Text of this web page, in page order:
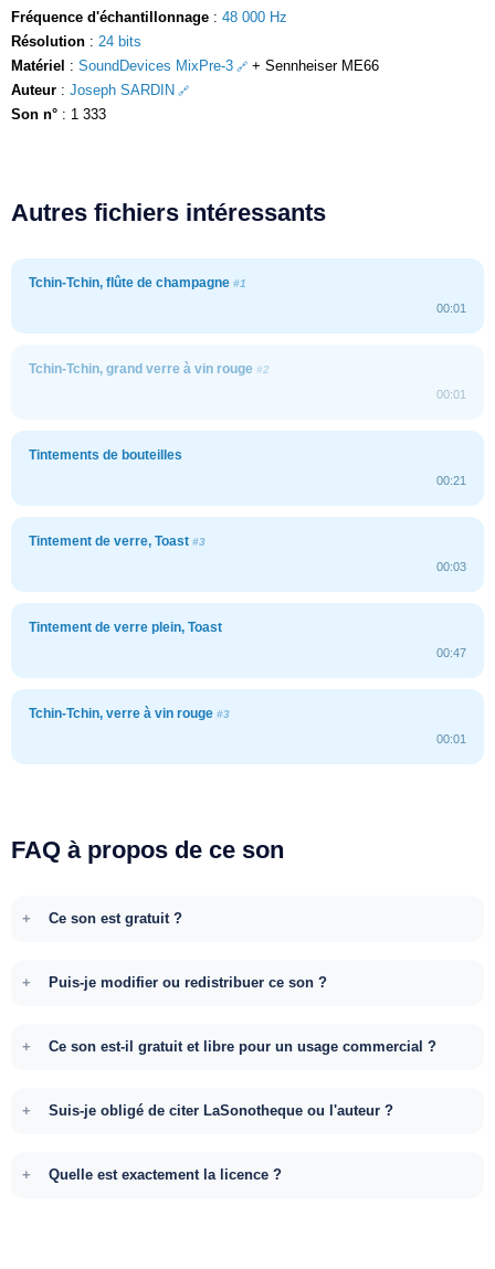
Fréquence d'échantillonnage : 48 000 Hz
Résolution : 24 bits
Matériel : SoundDevices MixPre-3
+ Sennheiser ME66
Auteur : Joseph SARDIN
Son n° : 1 333
Autres fichiers intéressants
Tchin-Tchin, flûte de champagne #1
00:01
Tchin-Tchin, grand verre à vin rouge #2
00:01
Tintements de bouteilles
00:21
Tintement de verre, Toast #3
00:03
Tintement de verre plein, Toast
00:47
Tchin-Tchin, verre à vin rouge #3
00:01
FAQ à propos de ce son
Ce son est gratuit ?
Puis-je modifier ou redistribuer ce son ?
Ce son est-il gratuit et libre pour un usage commercial ?
Suis-je obligé de citer LaSonotheque ou l'auteur ?
Quelle est exactement la licence ?